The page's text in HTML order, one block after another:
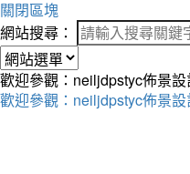
關閉區塊
網站搜尋：
歡迎參觀：neiljdpstyc佈景
歡迎參觀：neiljdpstyc佈景